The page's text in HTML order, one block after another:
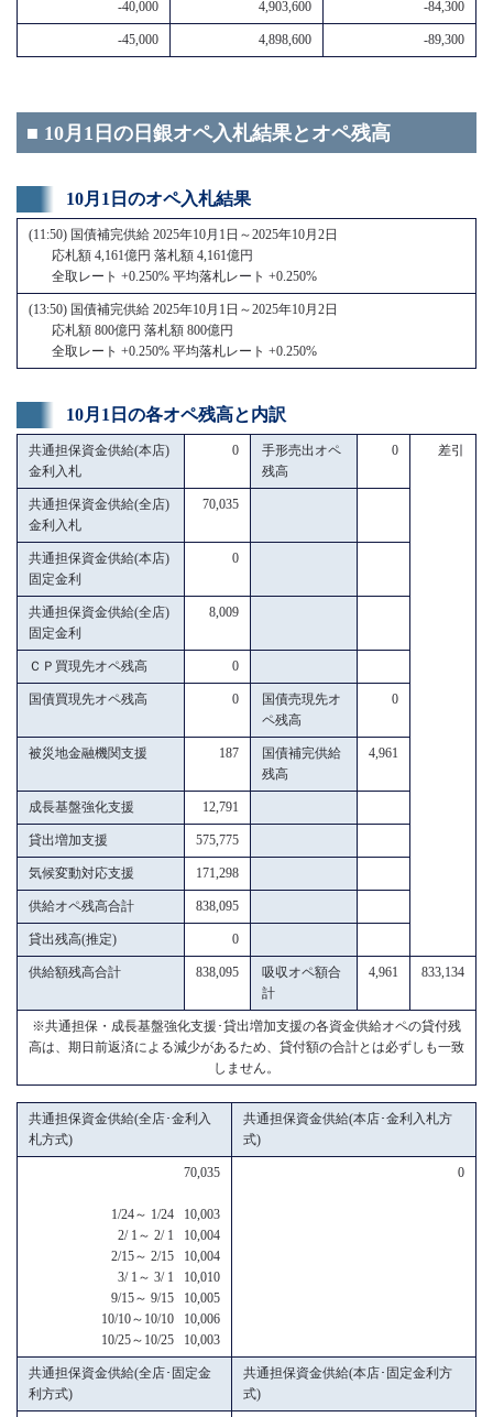
-40,000 4,903,600 -84,300
-45,000 4,898,600 -89,300
■ 10月1日の日銀オペ入札結果とオペ残高
10月1日のオペ入札結果
(11:50) 国債補完供給 2025年10月1日～2025年10月2日
応札額 4,161億円 落札額 4,161億円
全取レート +0.250% 平均落札レート +0.250%
(13:50) 国債補完供給 2025年10月1日～2025年10月2日
応札額 800億円 落札額 800億円
全取レート +0.250% 平均落札レート +0.250%
10月1日の各オペ残高と内訳
共通担保資金供給(本店)
金利入札
0
手形売出オペ
残高
0 差引
共通担保資金供給(全店)
金利入札
70,035
共通担保資金供給(本店)
固定金利
0
共通担保資金供給(全店)
固定金利
8,009
ＣＰ買現先オペ残高 0
国債買現先オペ残高 0
国債売現先オ
ペ残高
0
被災地金融機関支援 187
国債補完供給
残高
4,961
成長基盤強化支援 12,791
貸出増加支援 575,775
気候変動対応支援 171,298
供給オペ残高合計 838,095
貸出残高(推定) 0
供給額残高合計 838,095
吸収オペ額合
計
4,961 833,134
※共通担保・成長基盤強化支援･貸出増加支援の各資金供給オペの貸付残
高は、期日前返済による減少があるため、貸付額の合計とは必ずしも一致
しません。
共通担保資金供給(全店･金利入
札方式)
共通担保資金供給(本店･金利入札方
式)
70,035
1/24～ 1/24 10,003
2/ 1～ 2/ 1 10,004
2/15～ 2/15 10,004
3/ 1～ 3/ 1 10,010
9/15～ 9/15 10,005
10/10～10/10 10,006
10/25～10/25 10,003
0
共通担保資金供給(全店･固定金
利方式)
共通担保資金供給(本店･固定金利方
式)